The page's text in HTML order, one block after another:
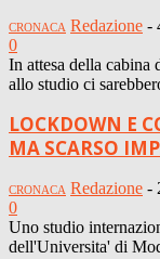
CRONACA Redazione -
0
In attesa della cabina
allo studio ci
LOCKDOWN E
MA SCARSO
CRONACA Redazione -
0
Uno studio
dell'Universita' di